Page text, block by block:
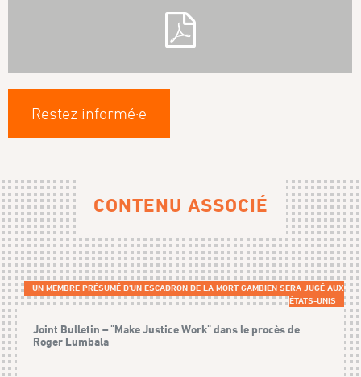
Restez informé·e
CONTENU ASSOCIÉ
UN MEMBRE PRÉSUMÉ D'UN ESCADRON DE LA MORT GAMBIEN SERA JUGÉ AUX
ÉTATS-UNIS
Joint Bulletin – "Make Justice Work" dans le procès de
Roger Lumbala